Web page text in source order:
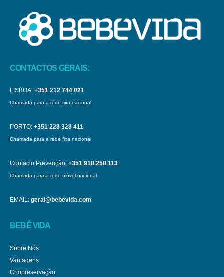
CONTACTOS GERAIS:
LISBOA: +351 212 744 021
Chamada para a rede fixa nacional
PORTO: +351 228 328 411
Chamada para a rede fixa nacional
Contacto Prevenção: +351 918 258 113
Chamada para a rede móvel nacional
EMAIL: geral@bebevida.com
BEBÉ VIDA
Sobre Nós
Vantagens
Criopreservação